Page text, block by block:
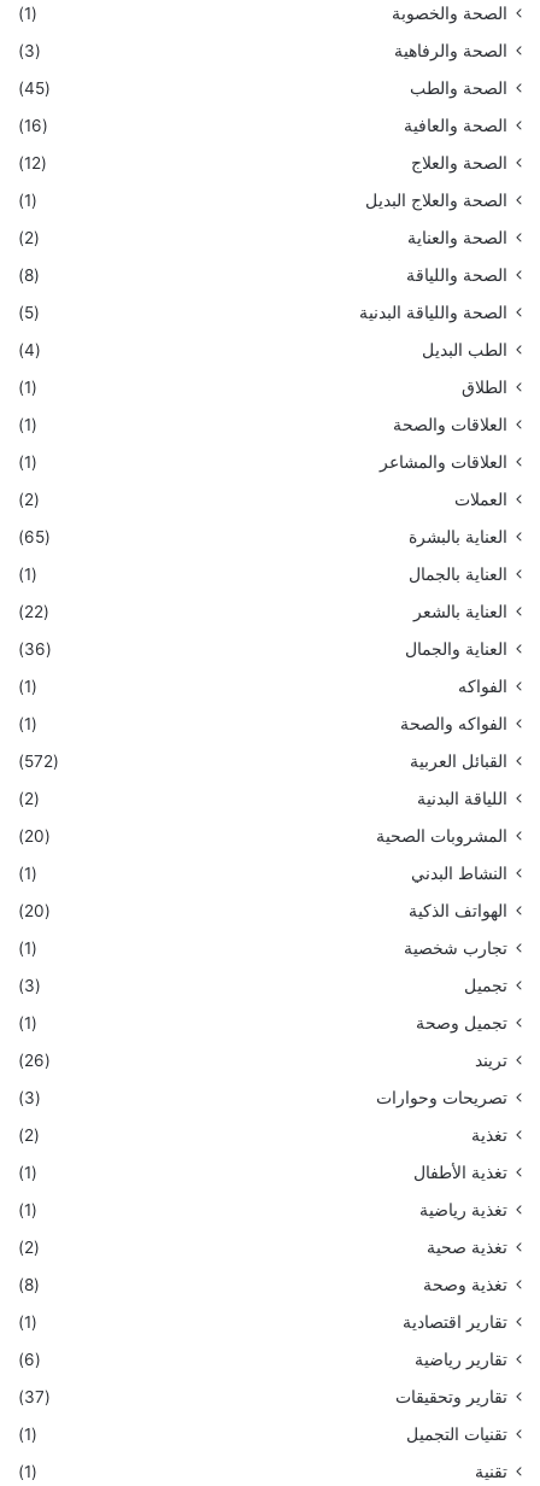
الصحة والخصوبة
(1)
الصحة والرفاهية
(3)
الصحة والطب
(45)
الصحة والعافية
(16)
الصحة والعلاج
(12)
الصحة والعلاج البديل
(1)
الصحة والعناية
(2)
الصحة واللياقة
(8)
الصحة واللياقة البدنية
(5)
الطب البديل
(4)
الطلاق
(1)
العلاقات والصحة
(1)
العلاقات والمشاعر
(1)
العملات
(2)
العناية بالبشرة
(65)
العناية بالجمال
(1)
العناية بالشعر
(22)
العناية والجمال
(36)
الفواكه
(1)
الفواكه والصحة
(1)
القبائل العربية
(572)
اللياقة البدنية
(2)
المشروبات الصحية
(20)
النشاط البدني
(1)
الهواتف الذكية
(20)
تجارب شخصية
(1)
تجميل
(3)
تجميل وصحة
(1)
تريند
(26)
تصريحات وحوارات
(3)
تغذية
(2)
تغذية الأطفال
(1)
تغذية رياضية
(1)
تغذية صحية
(2)
تغذية وصحة
(8)
تقارير اقتصادية
(1)
تقارير رياضية
(6)
تقارير وتحقيقات
(37)
تقنيات التجميل
(1)
تقنية
(1)